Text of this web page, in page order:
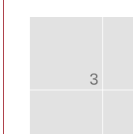
3